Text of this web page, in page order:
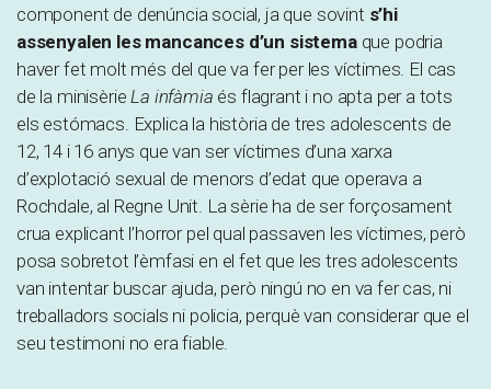
component de denúncia social, ja que sovint s’hi
assenyalen les mancances d’un sistemaque podria
haver fet molt més del que va fer per les víctimes. El cas
de la minisèrieLa infàmia és flagrant i no apta per a tots
els estómacs. Explica la història de tres adolescents de
12, 14 i 16 anys que van ser víctimes d’una xarxa
d’explotació sexual de menors d’edat que operava a
Rochdale, al Regne Unit. La sèrie ha de ser forçosament
crua explicant l’horror pel qual passaven les víctimes, però
posa sobretot l’èmfasi en el fet que les tres adolescents
van intentar buscar ajuda, però ningú no en va fer cas, ni
treballadors socials ni policia, perquè van considerar que el
seu testimoni no era fiable.